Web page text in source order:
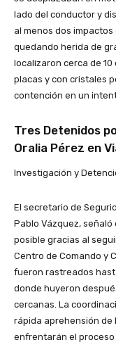
lado del conductor y
al menos dos
quedando herida de
localizaron cerca de
placas y con cristales
contención en un
Tres Detenidos
Oralia Pérez en
Investigación y
El secretario de
Pablo Vázquez,
posible gracias al
Centro de Comando y
fueron rastreados
donde huyeron
cercanas. La
rápida aprehensión de
enfrentarán el